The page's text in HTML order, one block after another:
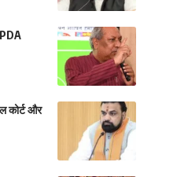
कोर्ट और